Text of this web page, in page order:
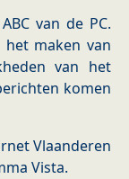
van de PC.
maken van
van het
komen
Vlaanderen
Vista.